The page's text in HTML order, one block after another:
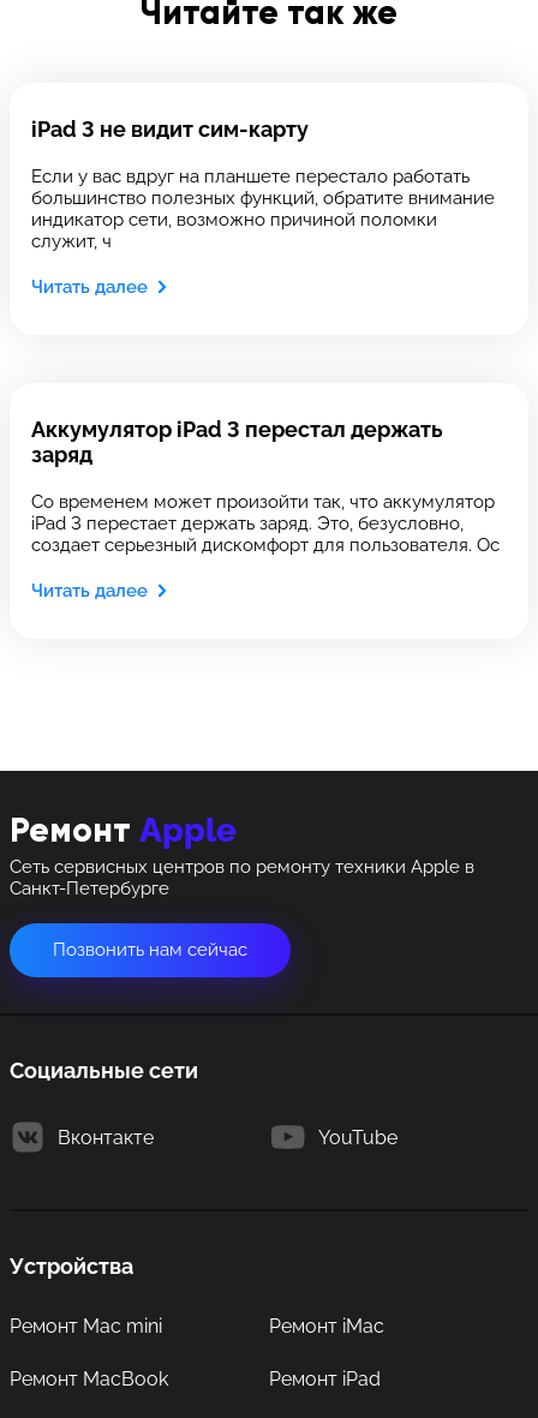
Читайте так же
iPad 3 не видит сим-карту
Если у вас вдруг на планшете перестало работать
большинство полезных функций, обратите внимание
индикатор сети, возможно причиной поломки
служит, ч
Читать далее
Аккумулятор iPad 3 перестал держать
заряд
Со временем может произойти так, что аккумулятор
iPad 3 перестает держать заряд. Это, безусловно,
создает серьезный дискомфорт для пользователя. Ос
Читать далее
Ремонт Apple
Сеть сервисных центров по ремонту техники Apple в
Санкт-Петербурге
Позвонить нам сейчас
Социальные сети
Вконтакте YouTube
Устройства
Ремонт Mac mini Ремонт iMac
Ремонт MacBook Ремонт iPad
Выберите сервис
Выберите адрес сервиса, в который хотите
Выберите сервис
8 Красноармейская, 18
Введите номер договора